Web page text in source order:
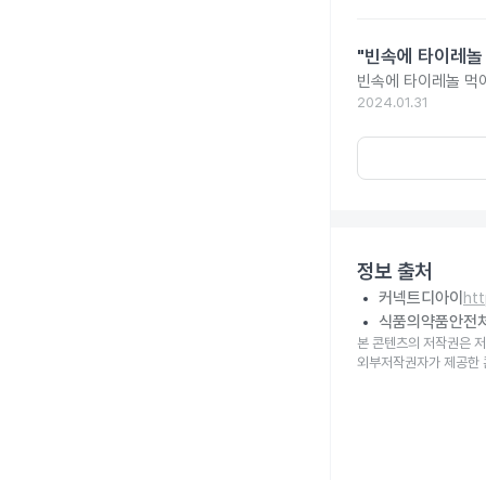
"빈속에 타이레
빈속에 타이레놀 먹
2024.01.31
정보 출처
커넥트디아이
식품의약품안전
본 콘텐츠의 저작권은
외부저작권자가 제공한